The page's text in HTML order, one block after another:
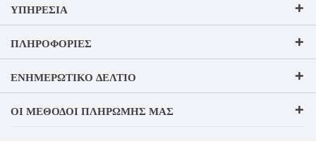
ΥΠΗΡΕΣΊΑ
ΠΛΗΡΟΦΟΡΊΕΣ
ΕΝΗΜΕΡΩΤΙΚΌ ΔΕΛΤΊΟ
ΟΙ ΜΈΘΟΔΟΙ ΠΛΗΡΩΜΉΣ ΜΑΣ